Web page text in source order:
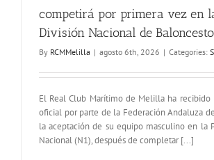
competirá por primera vez en
División Nacional de Baloncesto
By RCMMelilla | agosto 6th, 2026 | Categories:
El Real Club Marítimo de Melilla ha recibido
oficial por parte de la Federación Andaluza
la aceptación de su equipo masculino en la
Nacional (N1), después de completar [...]